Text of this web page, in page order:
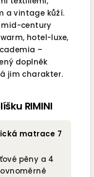
a vintage kůží.
mid-century
hotel-luxe,
–
doplněk
jim charakter.
RIMINI
matrace 7
pěny a 4